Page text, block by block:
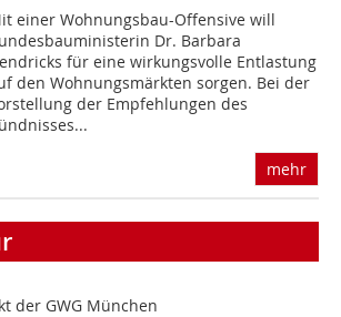
einer Wohnungsbau-Offensive will
Dr. Barbara
für eine wirkungsvolle Entlastung
den Wohnungs­märkten sorgen. Bei der
der Empfehlungen des
mehr
der GWG München